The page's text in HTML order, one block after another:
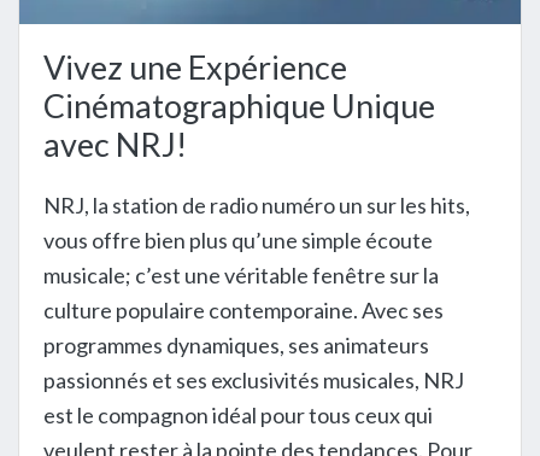
Vivez une Expérience
Cinématographique Unique
avec NRJ!
NRJ, la station de radio numéro un sur les hits,
vous offre bien plus qu’une simple écoute
musicale; c’est une véritable fenêtre sur la
culture populaire contemporaine. Avec ses
programmes dynamiques, ses animateurs
passionnés et ses exclusivités musicales, NRJ
est le compagnon idéal pour tous ceux qui
veulent rester à la pointe des tendances. Pour